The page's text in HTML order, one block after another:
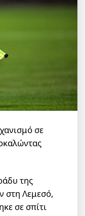
σε
της
στη Λεμεσό,
σε σπίτι